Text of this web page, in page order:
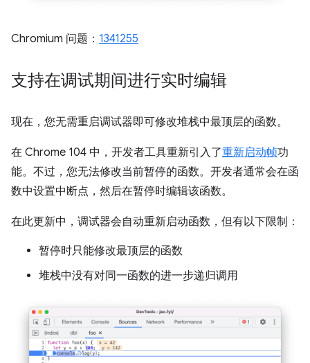
Chromium 问题： 1341255
支持在调试期间进行实时编辑
现在，您无需重启调试器即可修改堆栈中最顶层的函数。
在 Chrome 104 中，开发者工具重新引入了重新启动帧功
能。不过，您无法修改当前暂停的函数。开发者通常会在函
数中设置中断点，然后在暂停时编辑该函数。
在此更新中，调试器会自动重新启动函数，但有以下限制：
暂停时只能修改最顶层的函数
堆栈中没有对同一函数的进一步递归调用